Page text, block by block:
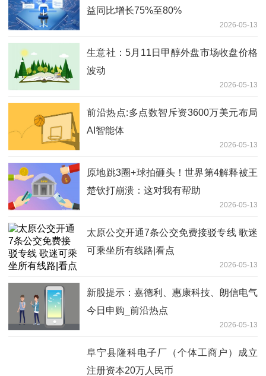
益同比增长75%至80%
2026-05-13
生意社：5月11日甲醇外盘市场收盘价格
波动
2026-05-13
前沿热点:多点数智斥资3600万美元布局
AI智能体
2026-05-13
原地跳3圈+球拍砸头！世界第4解释被王
楚钦打崩溃：这对我有帮助
2026-05-13
太原公交开通7条公交免费接驳专线 歌迷
可乘坐所有线路|看点
2026-05-13
新股提示：嘉德利、惠康科技、朗信电气
今日申购_前沿热点
2026-05-13
阜宁县隆科电子厂（个体工商户）成立
注册资本20万人民币